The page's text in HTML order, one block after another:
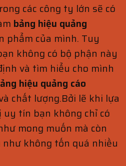
các công ty lớn sẽ có
bảng hiệu quảng
phẩm của mình. Tuy
không có bộ phận này
và tìm hiểu cho mình
hiệu quảng cáo
chất lượng.Bởi lẽ khi lựa
uy tín bạn không chỉ có
mong muốn mà còn
không tốn quá nhiều